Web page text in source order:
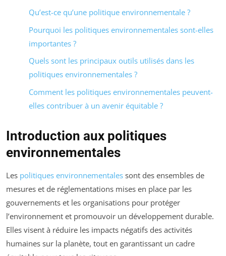
Qu’est-ce qu’une politique environnementale ?
Pourquoi les politiques environnementales sont-elles
importantes ?
Quels sont les principaux outils utilisés dans les
politiques environnementales ?
Comment les politiques environnementales peuvent-
elles contribuer à un avenir équitable ?
Introduction aux politiques
environnementales
Les politiques environnementales sont des ensembles de
mesures et de réglementations mises en place par les
gouvernements et les organisations pour protéger
l’environnement et promouvoir un développement durable.
Elles visent à réduire les impacts négatifs des activités
humaines sur la planète, tout en garantissant un cadre